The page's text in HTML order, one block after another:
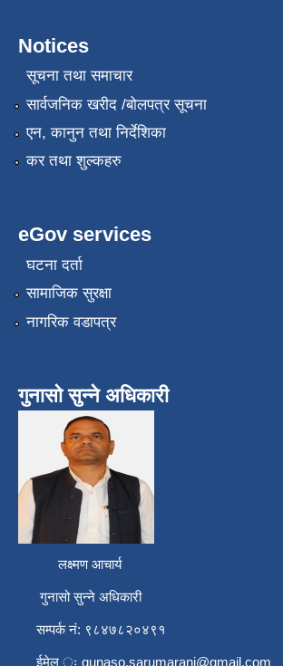
Notices
सूचना तथा समाचार
सार्वजनिक खरीद /बोलपत्र सूचना
एन, कानुन तथा निर्देशिका
कर तथा शुल्कहरु
eGov services
घटना दर्ता
सामाजिक सुरक्षा
नागरिक वडापत्र
गुनासो सुन्ने अधिकारी
लक्ष्मण आचार्य
गुनासो सुन्ने अधिकारी
सम्पर्क नं: ९८४७८२०४९१
ईमेल ः gunaso.sarumarani@gmail.com